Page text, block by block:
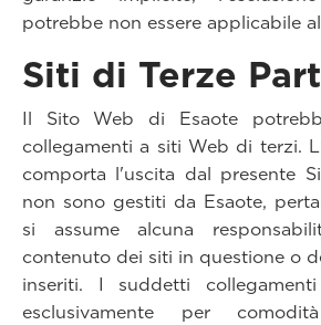
potrebbe non essere applicabile
Siti di Terze
Il Sito Web di Esaote
collegamenti a siti Web di terzi.
comporta l'uscita dal presente
non sono gestiti da Esaote,
si assume alcuna
contenuto dei siti in questione o
inseriti. I suddetti
esclusivamente per